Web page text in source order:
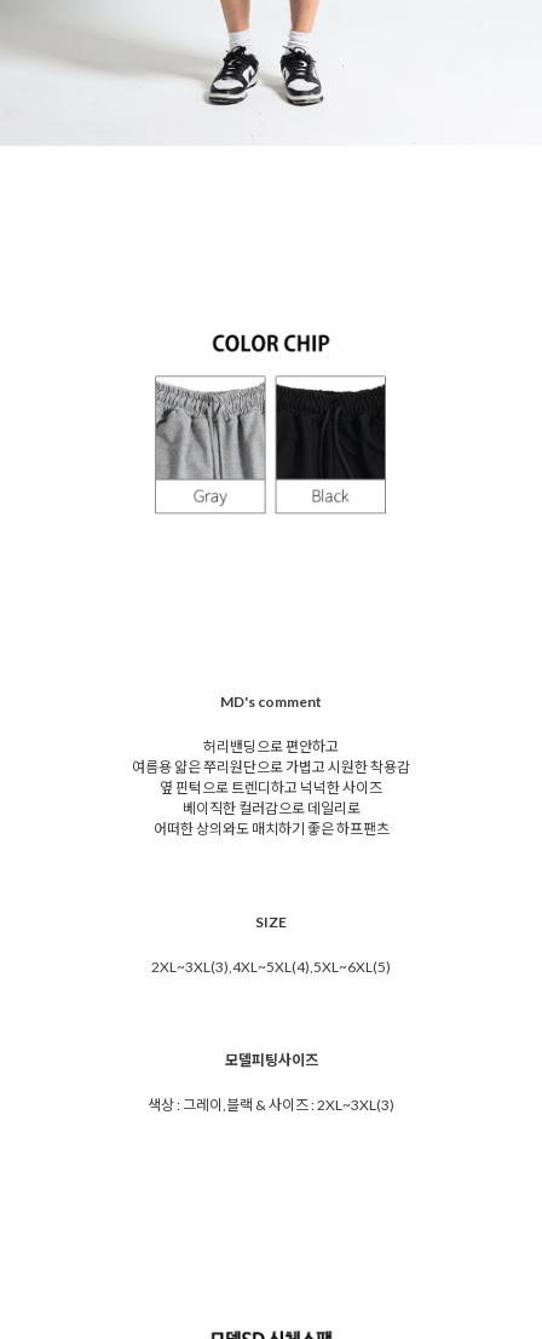
MD's comment
허리밴딩으로 편안하고
여름용 얇은 쭈리원단으로 가볍고 시원한 착용감
옆 핀턱으로 트렌디하고 넉넉한 사이즈
베이직한 컬러감으로 데일리로
어떠한 상의와도 매치하기 좋은 하프팬츠
SIZE
2XL~3XL(3),4XL~5XL(4),5XL~6XL(5)
모델피팅사이즈
색상 : 그레이,블랙 & 사이즈 : 2XL~3XL(3)